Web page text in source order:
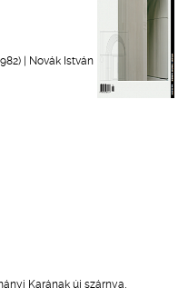
| Novák István
Karának új szárnya,